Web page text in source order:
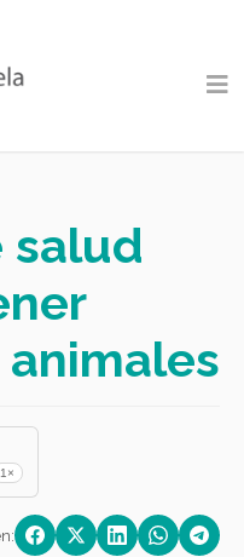
salud
animales
1×